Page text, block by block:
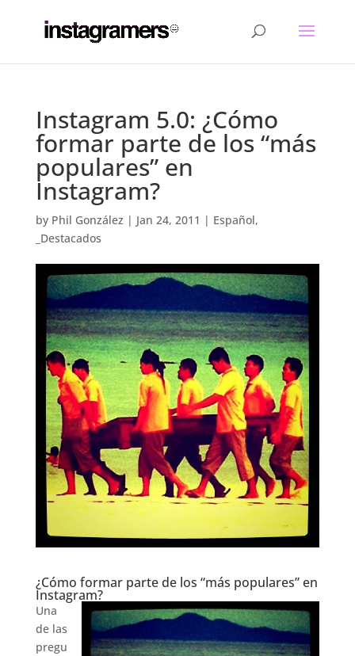
Instagram 5.0: ¿Cómo
formar parte de los “más
populares” en
Instagram?
by Phil González | Jan 24, 2011 | Español,
_Destacados
¿Cómo formar parte de los “más populares” en
Instagram?
Una
de las
pregu